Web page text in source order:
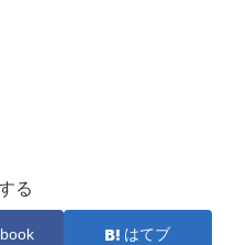
る
はてブ